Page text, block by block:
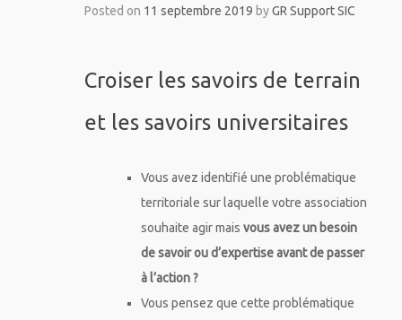
Posted on 11 septembre 2019 byGR Support SIC
Croiser les savoirs de terrain
et les savoirs universitaires
Vous avez identifié une problématique
territoriale sur laquelle votre association
souhaite agir mais vous avez un besoin
de savoir ou d’expertise avant de passer
à l’action ?
Vous pensez que cette problématique